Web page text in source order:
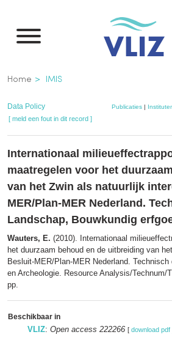
naar
inhoud
gaan
Kruimelpad
Home IMIS
Data Policy Publicaties |
[ meld een fout in dit record ]
Internationaal
maatregelen voor het
van het Zwin als natuurlijk
MER/Plan-MER Nederland.
Landschap, Bouwkundig
Wauters, E. (2010). Internationaal
het duurzaam behoud en de uitbreiding van
Besluit-MER/Plan-MER Nederland.
en Archeologie. Resource Analysis/
pp.
Beschikbaar in
VLIZ: Open access 222266 [ download pdf